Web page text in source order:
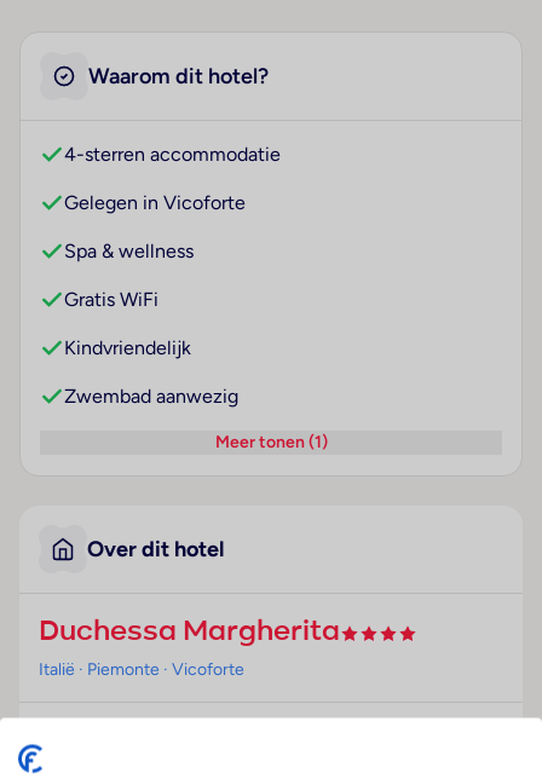
Waarom dit hotel?
4-sterren accommodatie
Gelegen in Vicoforte
Spa & wellness
Gratis WiFi
Kindvriendelijk
Zwembad aanwezig
Meer tonen (1)
Over dit hotel
Duchessa Margherita
Italië · Piemonte · Vicoforte
Dit hotel bevindt zich in Vicoforte.